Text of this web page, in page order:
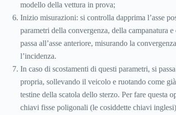
modello della vettura in prova;
Inizio misurazioni: si controlla dapprima l’asse
parametri della convergenza, della campanatura
passa all’asse anteriore, misurando la
l’incidenza.
In caso di scostamenti di questi parametri, si
propria, sollevando il veicolo e ruotando come
testine della scatola dello sterzo. Per fare questa
chiavi fisse poligonali (le cosiddette chiavi